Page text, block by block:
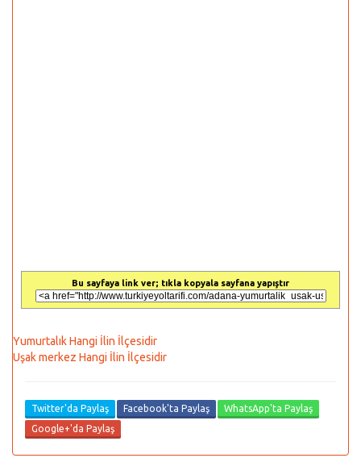
Bu sayfaya link ver; tıkla kopyala sayfana yapıştır
Yumurtalık Hangi İlin İlçesidir
Uşak merkez Hangi İlin İlçesidir
Twitter'da Paylaş Facebook'ta Paylaş
WhatsApp'ta Paylaş
Google+'da Paylaş